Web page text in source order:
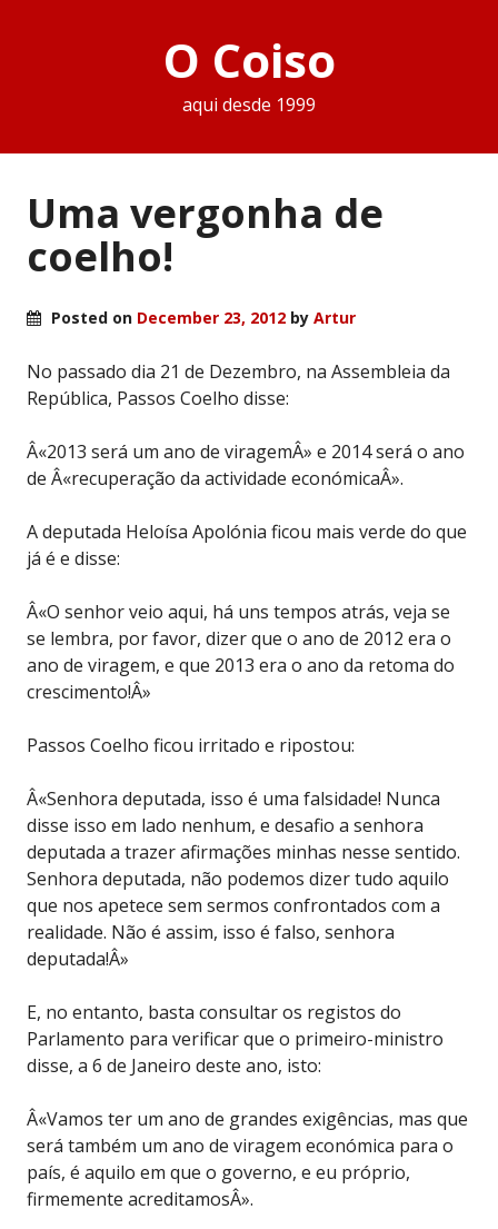
O Coiso
aqui desde 1999
Uma vergonha de
coelho!
Posted on December 23, 2012 by Artur
No passado dia 21 de Dezembro, na Assembleia da
República, Passos Coelho disse:
Â«2013 será um ano de viragemÂ» e 2014 será o ano
de Â«recuperação da actividade económicaÂ».
A deputada Heloísa Apolónia ficou mais verde do que
já é e disse:
Â«O senhor veio aqui, há uns tempos atrás, veja se
se lembra, por favor, dizer que o ano de 2012 era o
ano de viragem, e que 2013 era o ano da retoma do
crescimento!Â»
Passos Coelho ficou irritado e ripostou:
Â«Senhora deputada, isso é uma falsidade! Nunca
disse isso em lado nenhum, e desafio a senhora
deputada a trazer afirmações minhas nesse sentido.
Senhora deputada, não podemos dizer tudo aquilo
que nos apetece sem sermos confrontados com a
realidade. Não é assim, isso é falso, senhora
deputada!Â»
E, no entanto, basta consultar os registos do
Parlamento para verificar que o primeiro-ministro
disse, a 6 de Janeiro deste ano, isto:
Â«Vamos ter um ano de grandes exigências, mas que
será também um ano de viragem económica para o
país, é aquilo em que o governo, e eu próprio,
firmemente acreditamosÂ».